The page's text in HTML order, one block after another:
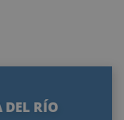
DEL RÍO